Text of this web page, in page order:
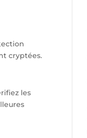
cryptées.
les